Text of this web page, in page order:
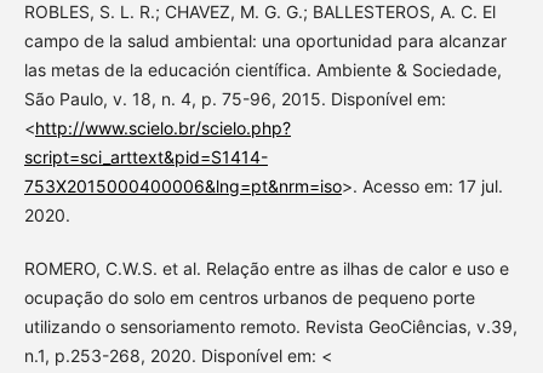
ROBLES, S. L. R.; CHAVEZ, M. G. G.; BALLESTEROS, A. C. El
campo de la salud ambiental: una oportunidad para alcanzar
las metas de la educación científica. Ambiente & Sociedade,
São Paulo, v. 18, n. 4, p. 75-96, 2015. Disponível em:
<http://www.scielo.br/scielo.php?
script=sci_arttext&pid=S1414-
753X2015000400006&lng=pt&nrm=iso>. Acesso em: 17 jul.
2020.
ROMERO, C.W.S. et al. Relação entre as ilhas de calor e uso e
ocupação do solo em centros urbanos de pequeno porte
utilizando o sensoriamento remoto. Revista GeoCiências, v.39,
n.1, p.253-268, 2020. Disponível em: <